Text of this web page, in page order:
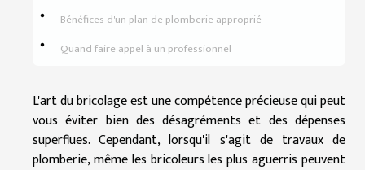
Bénéfices d'un plan de plomberie approprié
Quand faire appel à un professionnel
L'art du bricolage est une compétence précieuse qui peut
vous éviter bien des désagréments et des dépenses
superflues. Cependant, lorsqu'il s'agit de travaux de
plomberie, même les bricoleurs les plus aguerris peuvent